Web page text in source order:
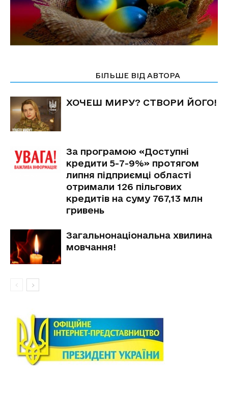
БІЛЬШЕ ВІД АВТОРА
ХОЧЕШ МИРУ? СТВОРИ ЙОГО!
За програмою «Доступні
кредити 5-7-9%» протягом
липня підприємці області
отримали 126 пільгових
кредитів на суму 767,13 млн
гривень
Загальнонаціональна хвилина
мовчання!